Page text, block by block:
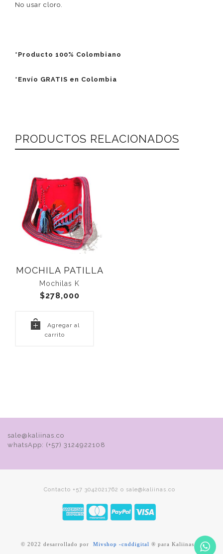
No usar cloro.
*Producto 100% Colombiano
*Envío GRATIS en Colombia
PRODUCTOS RELACIONADOS
PATILLA
sale@kaliinas.co
whatsApp: (+57) 3124922108
Contacto +57 3042021762 o sale@kaliinas.co
© 2022 desarrollado por Mivshop -cnddigital ® para Kaliinas.co